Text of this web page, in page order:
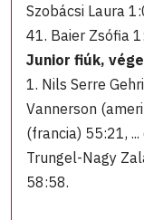
Szobácsi Laura
41. Baier Zsófia
Junior fiúk,
1. Nils Serre
Vannerson
(francia) 55:21,
Trungel-Nagy
58:58.